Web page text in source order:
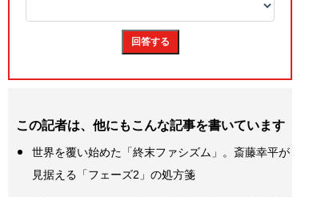
この記者は、他にもこんな記事を書いています
世界を覆い始めた「終末ファシズム」。斎藤幸平が
見据える「フェーズ2」の処方箋